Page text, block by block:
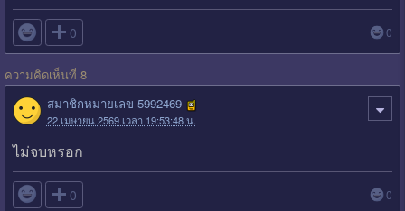
 0 0
ความคิดเห็นที่ 8
สมาชิกหมายเลข 5992469
22 เมษายน 2569 เวลา 19:53:48 น.
ไม่จบหรอก
 0 0